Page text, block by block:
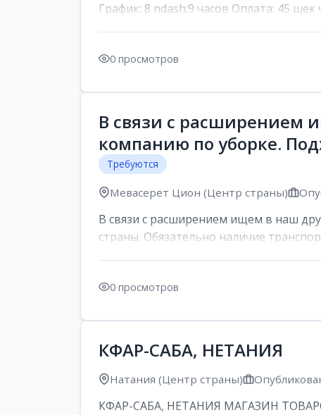
График: 8 ndash;9 часов Оплата: 45 шек
0 просмотров
В связи с расширением
компанию по уборке.
Требуются
Мевасерет Цион (Центр страны)
В связи с расширением ищем в наш
страны. Обязательно наличие
0 просмотров
КФАР-САБА, НЕТАНИЯ
Натания (Центр страны)
КФАР-САБА, НЕТАНИЯ МАГАЗИН